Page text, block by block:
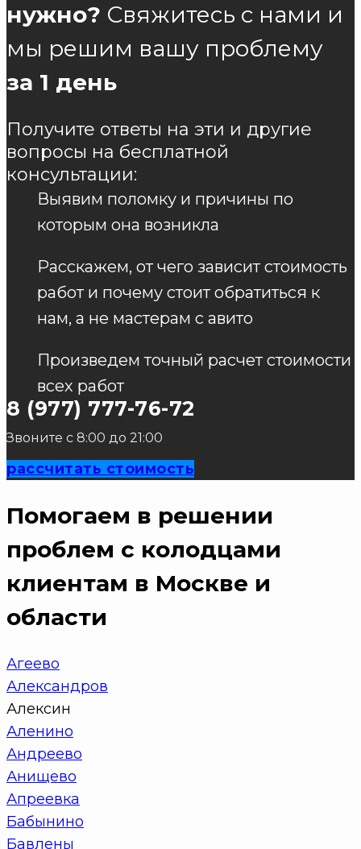
нужно? Свяжитесь с нами и
мы решим вашу проблему
за 1 день
Получите ответы на эти и другие
вопросы на бесплатной
консультации:
Выявим поломку и причины по
которым она возникла
Расскажем, от чего зависит стоимость
работ и почему стоит обратиться к
нам, а не мастерам с авито
Произведем точный расчет стоимости
всех работ
8 (977) 777-76-72
Звоните с 8:00 до 21:00
рассчитать стоимость
Помогаем в решении
проблем с колодцами
клиентам в Москве и
области
Агеево
Александров
Алексин
Аленино
Андреево
Анищево
Апреевка
Бабынино
Бавлены